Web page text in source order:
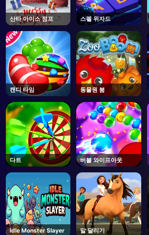
산타 아이스 점프 스펠 위자드
캔디 타임 동물원 붐
다트 버블 와이프아웃
Idle Monster Slayer 말 달리기